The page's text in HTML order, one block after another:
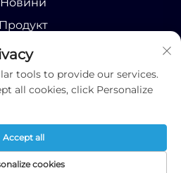
Продукт
Co., Ltd;
Новини
tools to provide our services.
all cookies, click Personalize
cookies
Accept all